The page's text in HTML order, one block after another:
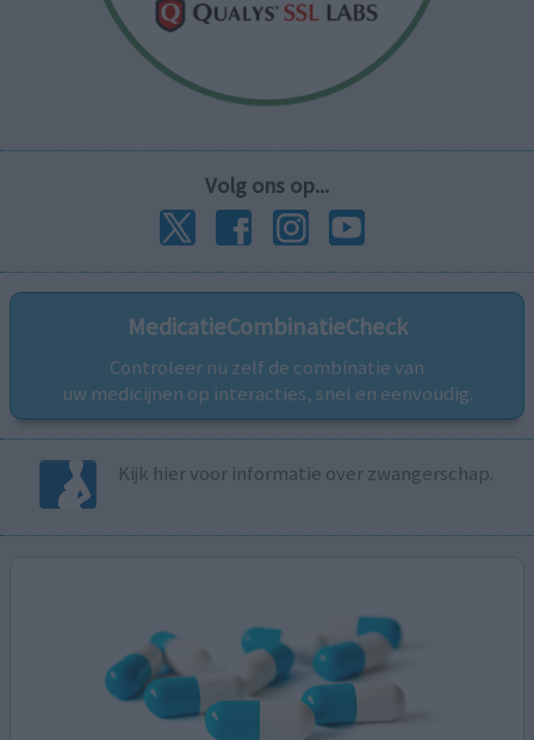
Volg ons op...
MedicatieCombinatieCheck
Controleer nu zelf de combinatie van
uw medicijnen op interacties, snel en eenvoudig.
Kijk hier voor informatie over zwangerschap.